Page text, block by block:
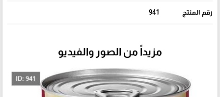
رقم المنتج 941
مزيداً من الصور والفيديو